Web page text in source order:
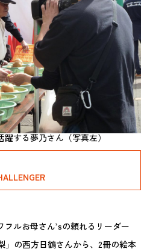
する夢乃さん（写真左）
ルお母さん’sの頼れるリーダー
」の西方日鶴さんから、2冊の絵本